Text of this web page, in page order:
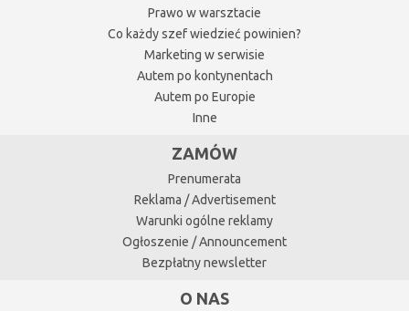
Prawo w warsztacie
Co każdy szef wiedzieć powinien?
Marketing w serwisie
Autem po kontynentach
Autem po Europie
Inne
ZAMÓW
Prenumerata
Reklama / Advertisement
Warunki ogólne reklamy
Ogłoszenie / Announcement
Bezpłatny newsletter
O NAS